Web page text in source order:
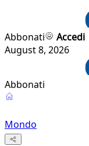
Abbonati
Accedi
August 8, 2026
Abbonati
Mondo